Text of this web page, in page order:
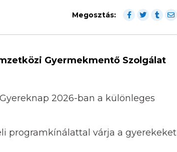
Megosztás:
Gyermekmentő Szolgálat
2026-ban a különleges
programkínálattal várja a gyerekeket